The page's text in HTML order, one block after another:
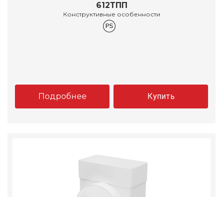
612ТПП
Конструктивные особенности
Подробнее Купить